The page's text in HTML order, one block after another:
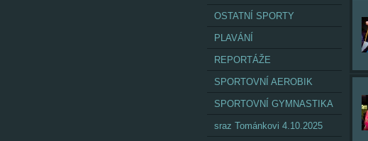
OSTATNÍ SPORTY
PLAVÁNÍ
REPORTÁŽE
SPORTOVNÍ AEROBIK
SPORTOVNÍ GYMNASTIKA
sraz Tománkovi 4.10.2025